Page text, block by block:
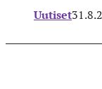
Uutiset